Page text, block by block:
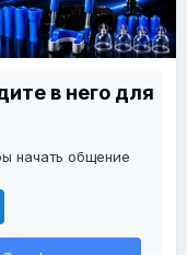
в него для
начать общение